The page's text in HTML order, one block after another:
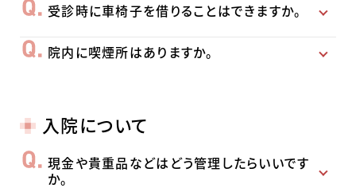
受診時に車椅子を借りることはできますか。
院内に喫煙所はありますか。
入院について
現金や貴重品などはどう管理したらいいです
か。